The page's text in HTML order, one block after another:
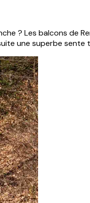
? Les balcons de
une superbe